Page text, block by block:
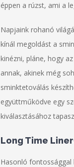
éppen a rúzst, ami a
Napjaink rohanó
kínál megoldást a
kinézni, pláne, hogy
annak, akinek még
sminktetoválás
együttműködve egy
kiválasztásához
Long Time
Hasonló